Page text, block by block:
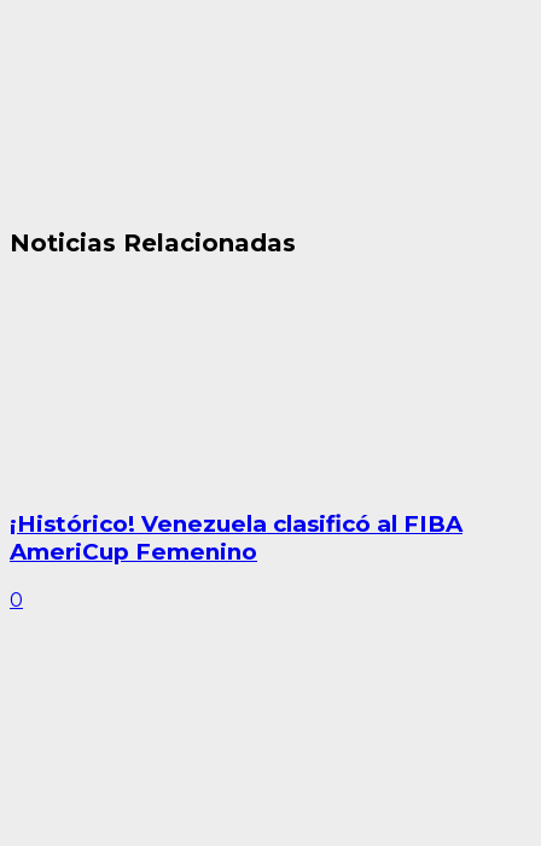
Noticias Relacionadas
¡Histórico! Venezuela clasificó al FIBA
AmeriCup Femenino
0